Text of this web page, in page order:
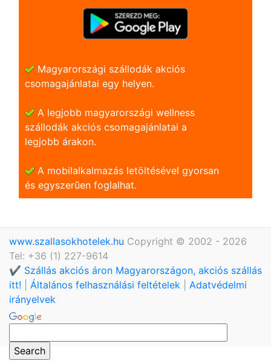
Magyarországi szállodák akciós
csomagajánlatai egy helyen.
A legjobb magyarországi wellness
szállodák akciós csomagajánlatai a
legjobb árakon.
A mobilalkalmazás letöltésével gyorsan
és egyszerũen foglalhat.
www.szallasokhotelek.hu Copyright © 2002 - 2026
Tel: +36 (1) 227-9614
✔️ Szállás akciós áron Magyarországon, akciós szállás
itt!
Általános felhasználási feltételek
Adatvédelmi
irányelvek